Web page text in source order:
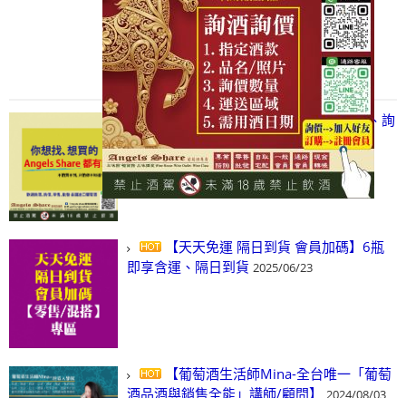
總覽-促銷&活動
all events
【凡酒問Angels Share】線上選酒、詢
(尋)酒、詢價、零售、批發，看這裡!
2024/03/01
【天天免運 隔日到貨 會員加碼】6瓶
即享含運、隔日到貨 2025/06/23
【葡萄酒生活師Mina-全台唯一「葡萄
酒品酒與銷售全能」講師/顧問】
2024/08/03